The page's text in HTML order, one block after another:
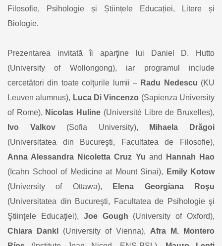
Filosofie, Psihologie și Științele Educației, Litere și
Biologie.
Prezentarea invitată îi aparţine lui Daniel D. Hutto
(University of Wollongong), iar programul include
cercetători din toate colţurile lumii – Radu Nedescu (KU
Leuven alumnus), Luca Di Vincenzo (Sapienza University
of Rome), Nicolas Huline (Université Libre de Bruxelles),
Ivo Valkov(Sofia University),
Mihaela Drăgoi
(Universitatea din Bucureşti, Facultatea de Filosofie),
Anna Alessandra Nicoletta Cruz Yu and
Hannah Hao
(Icahn School of Medicine at Mount Sinai),
Emily Kotow
(University of Ottawa),
Elena Georgiana Roşu
(Universitatea din Bucureşti, Facultatea de Psihologie şi
Ştiinţele Educaţiei), Joe Gough (University of Oxford),
Chiara Dankl
(University of Vienna), Afra M. Montero